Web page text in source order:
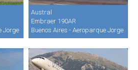
Newbery (AEP / SABE)
Austral
Embraer 190AR
Buenos Aires - Aeroparque Jorge